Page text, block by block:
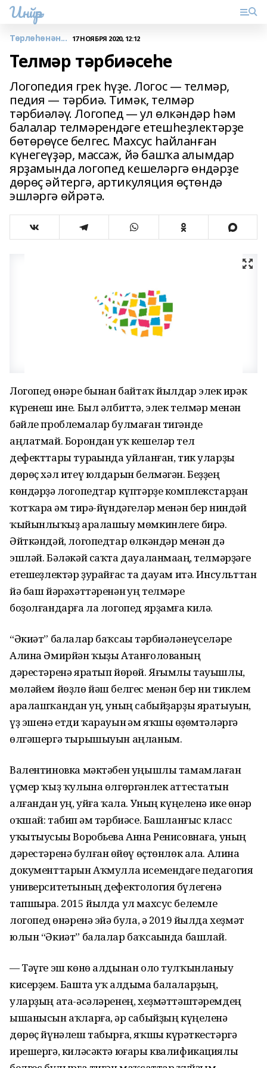
Инйәр
Төрлөһөнән... 17 НОЯБРЯ 2020, 12:12
Телмәр тәрбиәсеһе
Логопедия грек һүҙе. Логос — телмәр,
педия — тәрбиә. Тимәк, телмәр
тәрбиәләү. Логопед — ул өлкәндәр һәм
балалар телмәрендәге етешһеҙлектәрҙе
бөтөрөүсе белгес. Махсус һайланған
күнегеүҙәр, массаж, йә башҡа алымдар
ярҙамында логопед кешеләргә өндәрҙе
дөрөҫ әйтергә, артикуляция өҫтөндә
эшләргә өйрәтә.
Логопед һөнәре бынан байтаҡ йылдар элек һирәк
күренеш ине. Был әлбиттә, элек телмәр менән
бәйле проблемалар булмаған тигәнде
аңлатмай. Борондан уҡ кешеләр тел
дефекттары тураһында уйланған, тик уларҙы
дөрөҫ хәл итеү юлдарын белмәгән. Беҙҙең
көндәрҙә логопедтар күптәрҙе комплекстарҙан
ҡотҡара һәм тирә-йүндәгеләр менән бер ниндәй
ҡыйынлыҡһыҙ аралашыу мөмкинлеге бирә.
Әйткәндәй, логопедтар өлкәндәр менән дә
эшләй. Бәләкәй саҡта дауаланмаһаң, телмәрҙәге
етешһеҙлектәр ҙурайғас та дауам итә. Инсульттан
йә баш йәрәхәттәренән һуң телмәре
боҙолғандарға ла логопед ярҙамға килә.
“Әкиәт” балалар баҡсаһы тәрбиәләнеүселәре
Алина Әмирйән ҡыҙы Атанғолованың
дәрестәренә яратып йөрөй. Яғымлы тауышлы,
мөләйем йөҙлө йәш белгес менән бер ни тиклем
аралашҡандан һуң, уның сабыйҙарҙы яратыуын,
үҙ эшенә етди ҡарауын һәм яҡшы һөҙөмтәләргә
өлгәшергә тырышыуын аңланым.
Валентиновка мәктәбен уңышлы тамамлаған
үҫмер ҡыҙ ҡулына өлгөргәнлек аттестатын
алғандан һуң, уйға ҡала. Уның күңеленә ике һөнәр
оҡшай: табип һәм тәрбиәсе. Башланғыс класс
уҡытыусыһы Воробьева Анна Ренисовнаға, уның
дәрестәренә булған һөйөү өҫтөнлөк ала. Алина
документтарын Аҡмулла исемендәге педагогия
университетының дефектология бүлегенә
тапшыра. 2015 йылда ул махсус белемле
логопед һөнәренә эйә була, ә 2019 йылда хеҙмәт
юлын “Әкиәт” балалар баҡсаһында башлай.
— Тәүге эш көнө алдынан оло тулҡынланыу
кисерҙем. Башта уҡ алдыма балаларҙың,
уларҙың ата-әсәләренең, хеҙмәттәштәремдең
ышанысын аҡларға, һәр сабыйҙың күңеленә
дөрөҫ йүнәлеш табырға, яҡшы күрһәткестәргә
ирешергә, киләсәктә юғары квалификациялы